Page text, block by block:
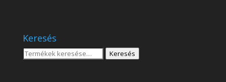
Keresés
Keresés
Keresés